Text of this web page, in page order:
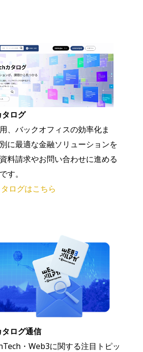
ログ
、バックオフィスの効率化ま
に最適な金融ソリューションを
料請求やお問い合わせに進める
す。
ログはこちら
ログ通信
・Web3に関する注目トピッ